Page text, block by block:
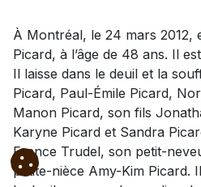
À Montréal, le 24 mars 2012,
Picard, à l’âge de 48 ans. Il
Il laisse dans le deuil et la
Picard, Paul-Émile Picard,
Manon Picard, son fils
Karyne Picard et Sandra
France Trudel, son petit-
petite-nièce Amy-Kim Picard.